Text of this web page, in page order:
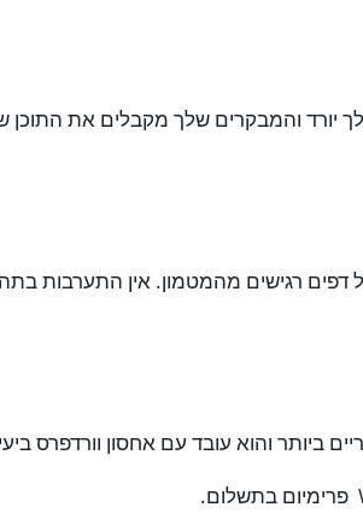
יורד והמבקרים שלך מקבלים את התוכן